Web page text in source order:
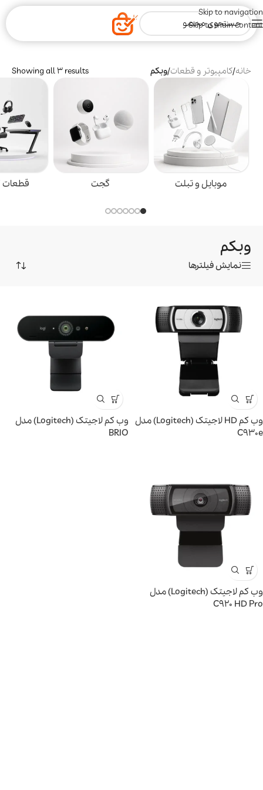
Skip to navigation
Skip to main content
خانه/کامپیوتر و قطعات/وبکم Showing all 3 results
موبایل و تبلت گجت قطعات
وبکم
نمایش فیلترها
وب کم HD لاجیتک (Logitech) مدل
C930e
وب کم لاجیتک (Logitech) مدل
BRIO
وب کم لاجیتک (Logitech) مدل
C920 HD Pro